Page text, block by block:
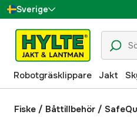
Sverige
Danmark
Suomi
Norge
Deutschland
Robotgräsklippare Jakt
Fiske / Båttillbehör /